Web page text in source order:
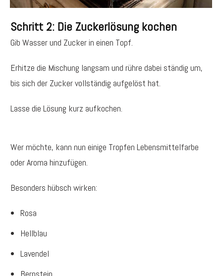
Schritt 2: Die Zuckerlösung kochen
Gib Wasser und Zucker in einen Topf.
Erhitze die Mischung langsam und rühre dabei ständig um,
bis sich der Zucker vollständig aufgelöst hat.
Lasse die Lösung kurz aufkochen.
Wer möchte, kann nun einige Tropfen Lebensmittelfarbe
oder Aroma hinzufügen.
Besonders hübsch wirken:
Rosa
Hellblau
Lavendel